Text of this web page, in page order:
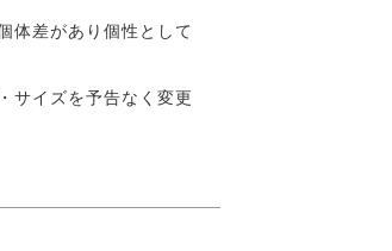
体差があり個性として
サイズを予告なく変更